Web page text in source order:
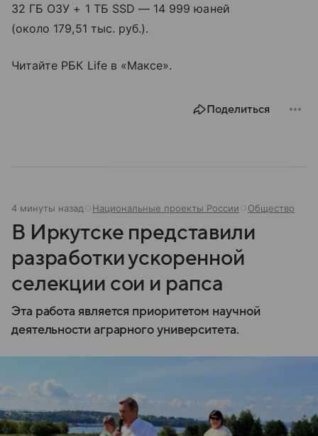
32 ГБ ОЗУ + 1 ТБ SSD — 14 999 юаней
(около 179,51 тыс. руб.).
Читайте РБК Life в «Максе».
Поделиться
4 минуты назад Национальные проекты России Общество
В Иркутске представили
разработки ускоренной
селекции сои и рапса
Эта работа является приоритетом научной
деятельности аграрного университета.